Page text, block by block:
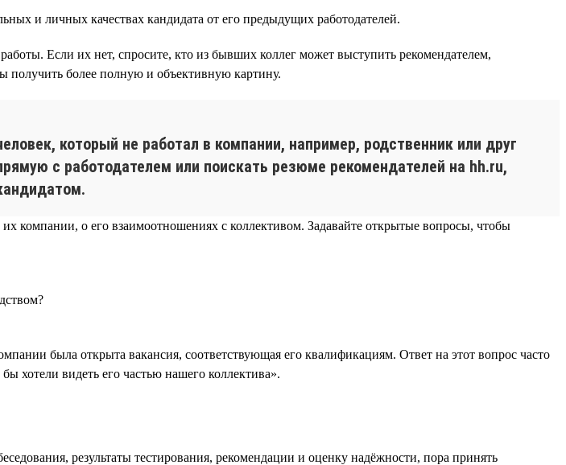
и личных качествах кандидата от его предыдущих работодателей.
Если их нет, спросите, кто из бывших коллег может выступить рекомендателем,
получить более полную и объективную картину.
который не работал в компании, например, родственник или друг
с работодателем или поискать резюме рекомендателей на hh.ru,
их компании, о его взаимоотношениях с коллективом. Задавайте открытые вопросы, чтобы
была открыта вакансия, соответствующая его квалификациям. Ответ на этот вопрос часто
хотели видеть его частью нашего коллектива».
результаты тестирования, рекомендации и оценку надёжности, пора принять